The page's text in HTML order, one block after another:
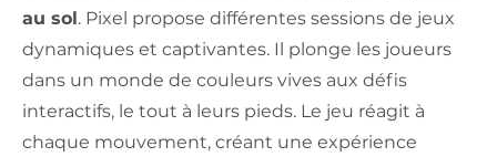
au sol . Pixel propose différentes sessions de jeux
dynamiques et captivantes. Il plonge les joueurs
dans un monde de couleurs vives aux défis
interactifs, le tout à leurs pieds. Le jeu réagit à
chaque mouvement, créant une expérience